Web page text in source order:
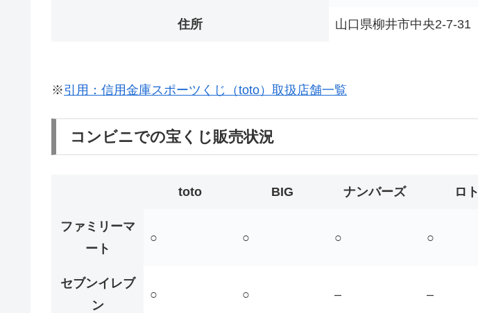
住所 山口県柳井市中央2-7-31
※引用：信用金庫スポーツくじ（toto）取扱店舗一覧
コンビニでの宝くじ販売状況
toto BIG ナンバーズ ロト
ファミリーマ
ート
○ ○ ○ ○
セブンイレブ
ン
○ ○ – –